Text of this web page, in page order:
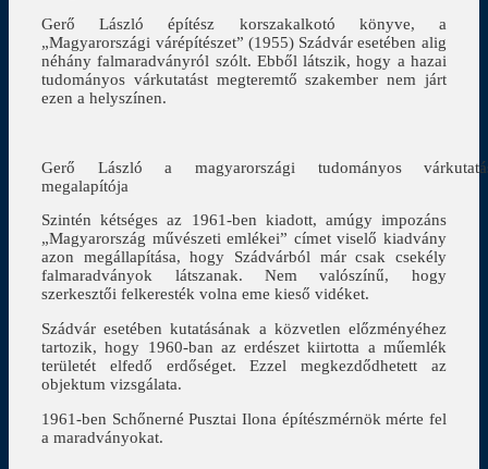
Gerő László építész korszakalkotó könyve, a
„Magyarországi várépítészet” (1955) Szádvár esetében alig
néhány falmaradványról szólt. Ebből látszik, hogy a hazai
tudományos várkutatást megteremtő szakember nem járt
ezen a helyszínen.
Gerő László a magyarországi tudományos
megalapítója
Szintén kétséges az 1961-ben kiadott, amúgy impozáns
„Magyarország művészeti emlékei” címet viselő kiadvány
azon megállapítása, hogy Szádvárból már csak csekély
falmaradványok látszanak. Nem valószínű, hogy
szerkesztői felkeresték volna eme kieső vidéket.
Szádvár esetében kutatásának a közvetlen előzményéhez
tartozik, hogy 1960-ban az erdészet kiirtotta a műemlék
területét elfedő erdőséget. Ezzel megkezdődhetett az
objektum vizsgálata.
1961-ben Schőnerné Pusztai Ilona építészmérnök mérte fel
a maradványokat.